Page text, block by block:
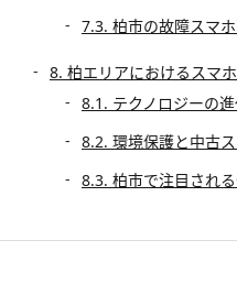
7.3. 柏市の故障スマ
8. 柏エリアにおけるスマ
8.1. テクノロジーの
8.2. 環境保護と中古
8.3. 柏市で注目され